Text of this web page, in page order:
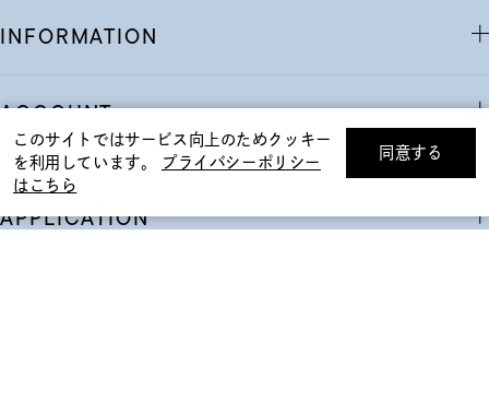
絞り込んで検索する
INFORMATION
ACCOUNT
APPLICATION
このサイトではサービス向上のためクッキー
を利用しています。
プライバシーポリシー
はこちら
同意する
ギフトをお探しですか？